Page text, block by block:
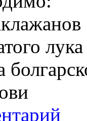
лука